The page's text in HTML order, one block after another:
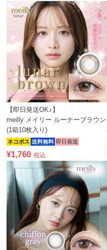
【即日発送OK♪】
meilly メイリー ルーナーブラウン
(1箱10枚入り)
ネコポス 送料無料 即日発送
¥1,760 税込